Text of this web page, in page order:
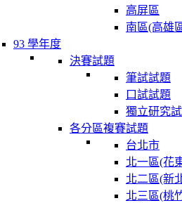
高屏區
南區(高雄
93 學年度
決賽試題
筆試試題
口試試題
獨立研究
各分區複賽試題
台北市
北一區(花
北二區(新
北三區(桃